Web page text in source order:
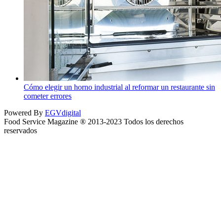
Cómo elegir un horno industrial al reformar un restaurante sin
cometer errores
Powered By EGVdigital
Food Service Magazine ® 2013-2023 Todos los derechos
reservados